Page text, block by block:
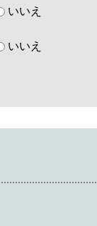
いいえ
いいえ